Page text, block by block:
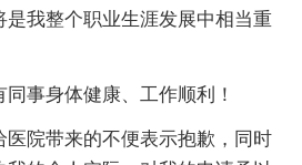
是我整个职业生涯发展中相当重
事身体健康、工作顺利！
院带来的不便表示抱歉，同时